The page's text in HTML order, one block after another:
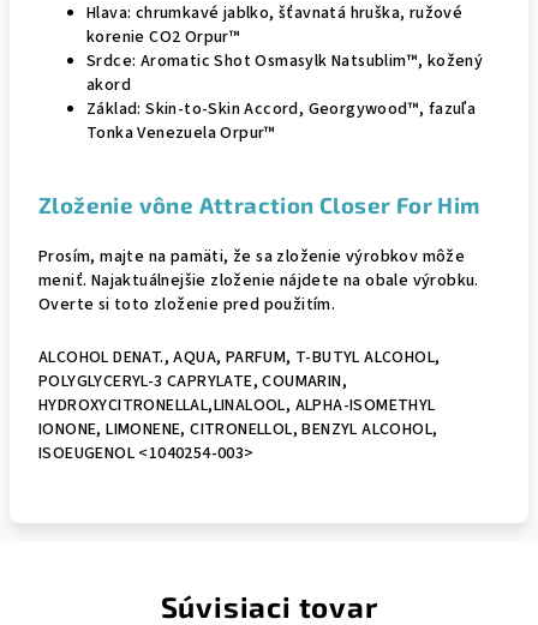
Hlava: chrumkavé jablko, šťavnatá hruška, ružové
korenie CO2 Orpur™
Srdce: Aromatic Shot Osmasylk Natsublim™, kožený
akord
Základ: Skin-to-Skin Accord, Georgywood™, fazuľa
Tonka Venezuela Orpur™
Zloženie vône Attraction Closer For Him
Prosím, majte na pamäti, že sa zloženie výrobkov môže
meniť. Najaktuálnejšie zloženie nájdete na obale výrobku.
Overte si toto zloženie pred použitím.
ALCOHOL DENAT., AQUA, PARFUM, T-BUTYL ALCOHOL,
POLYGLYCERYL-3 CAPRYLATE, COUMARIN,
HYDROXYCITRONELLAL,LINALOOL, ALPHA-ISOMETHYL
IONONE, LIMONENE,CITRONELLOL,BENZYL ALCOHOL,
ISOEUGENOL <1040254-003>
Súvisiaci tovar